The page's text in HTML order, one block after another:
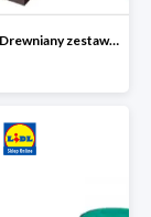
PLAYTIVE® Drewniany zestaw gier 10 w 1